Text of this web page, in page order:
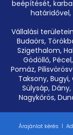
beépítését,
határidővel,
Vállalási
Budaörs,
Szigethalom,
Gödöllő,
Pomáz,
Taksony,
Sülysáp,
Nagykőrös,
Árajánlat kérés